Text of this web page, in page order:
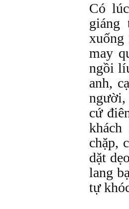
Có
giáng
xuống
may
ngồi
anh,
cứ
chặp,
dặt
lang
tự